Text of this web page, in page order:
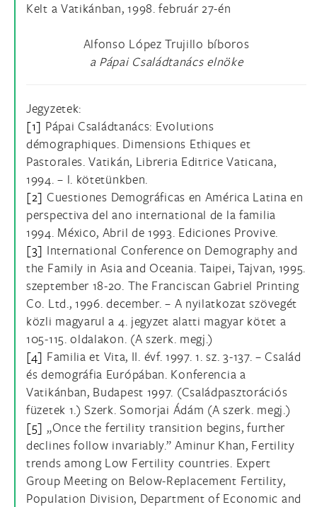
Kelt a Vatikánban, 1998. február 27-én
Alfonso López Trujillo bíboros
a Pápai Családtanács elnöke
Jegyzetek:
[1] Pápai Családtanács: Evolutions
démographiques. Dimensions Ethiques et
Pastorales. Vatikán, Libreria Editrice Vaticana,
1994. – l. kötetünkben.
[2] Cuestiones Demográficas en América Latina en
perspectiva del ano international de la familia
1994. México, Abril de 1993. Ediciones Provive.
[3] International Conference on Demography and
the Family in Asia and Oceania. Taipei, Tajvan, 1995.
szeptember 18-20. The Franciscan Gabriel Printing
Co. Ltd., 1996. december. – A nyilatkozat szövegét
közli magyarul a 4. jegyzet alatti magyar kötet a
105-115. oldalakon. (A szerk. megj.)
[4] Familia et Vita, II. évf. 1997. 1. sz. 3-137. – Család
és demográfia Európában. Konferencia a
Vatikánban, Budapest 1997. (Családpasztorációs
füzetek 1.) Szerk. Somorjai Ádám (A szerk. megj.)
[5] „Once the fertility transition begins, further
declines follow invariably.” Aminur Khan, Fertility
trends among Low Fertility countries. Expert
Group Meeting on Below-Replacement Fertility,
Population Division, Department of Economic and